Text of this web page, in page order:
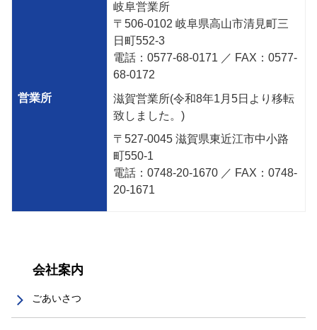
営業所
岐阜営業所
〒 506-0102 岐阜県高山市清見町三
日町552-3
電話： 0577-68-0171 ／ FAX ： 0577-
68-0172
滋賀営業所(令和8年1月5日より移転
致しました。)
〒 527-0045 滋賀県東近江市中小路
町550-1
電話： 0748-20-1670 ／ FAX ： 0748-
20-1671
会社案内
ごあいさつ